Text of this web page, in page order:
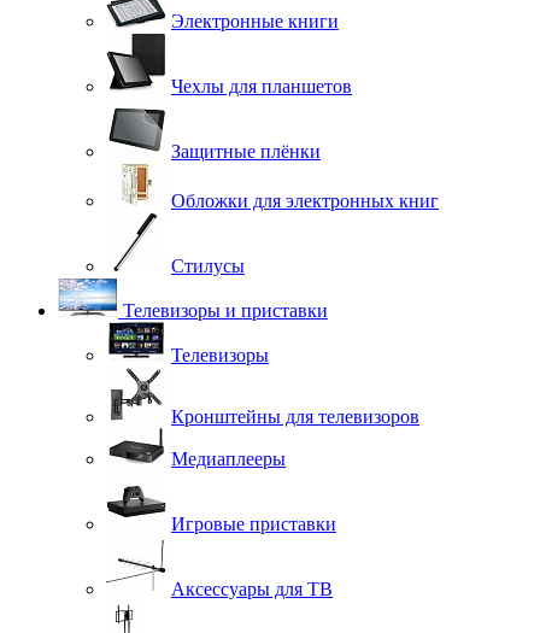
Электронные книги
Чехлы для планшетов
Защитные плёнки
Обложки для электронных книг
Стилусы
Телевизоры и приставки
Телевизоры
Кронштейны для телевизоров
Медиаплееры
Игровые приставки
Аксессуары для ТВ